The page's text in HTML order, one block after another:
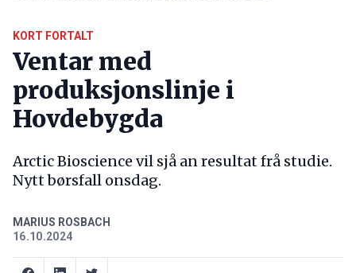
KORT FORTALT
Ventar med
produksjonslinje i
Hovdebygda
Arctic Bioscience vil sjå an resultat frå studie.
Nytt børsfall onsdag.
MARIUS ROSBACH
16.10.2024